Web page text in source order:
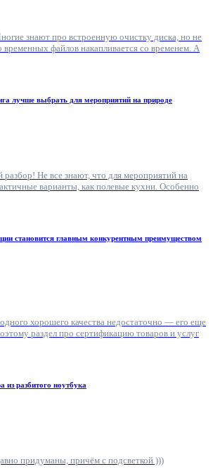
знают про встроенную очистку диска, но не
временных файлов накапливается со временем. А
лучше выбрать для мероприятий на природе
Не все знают, что для мероприятий на
варианты, как полевые кухни. Особенно
становится главным конкурентным преимуществом
хорошего качества недостаточно — его еще
раздел про сертификацию товаров и услуг
разбитого ноутбука
придуманы, причём с подсветкой )))